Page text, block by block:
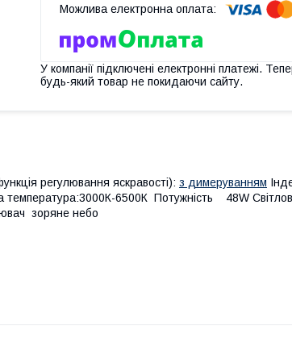
У компанії підключені електронні платежі.
будь-який товар не покидаючи сайту.
регулювання яскравості): з димеруванням
температура:3000К-6500К Потужність 48W
зоряне небо